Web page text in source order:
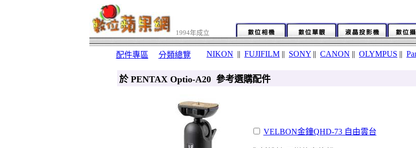
1994年成立
配件專區 分類總覽 NIKON || FUJIFILM || SONY || CANON || OLYMPUS ||
於 PENTAX Optio-A20 參考選購配件
VELBON金鐘QHD-73 自由雲台